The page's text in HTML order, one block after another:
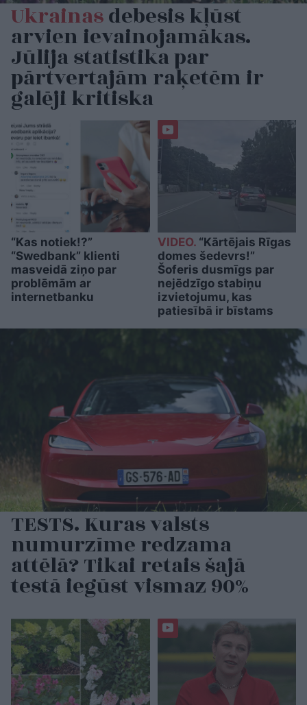
Ukrainasdebesis kļūst
arvien ievainojamākas.
Jūlija statistika par
pārtvertajām raķetēm ir
galēji kritiska
“Kas notiek!?”
“Swedbank” klienti
masveidā ziņo par
problēmām ar
internetbanku
VIDEO.“Kārtējais Rīgas
domes šedevrs!”
Šoferis dusmīgs par
nejēdzīgo stabiņu
izvietojumu, kas
patiesībā ir bīstams
TESTS. Kuras valsts
numurzīme redzama
attēlā? Tikai retais šajā
testā iegūst vismaz 90%